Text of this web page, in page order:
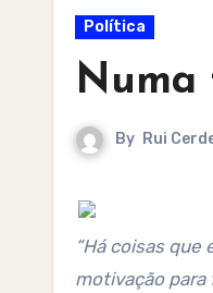
Política
Numa
By Rui
“Há coisas
motivação para